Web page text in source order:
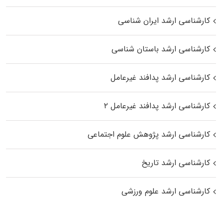
کارشناسی ارشد ایران شناسی
کارشناسی ارشد باستان شناسی
کارشناسی ارشد پدافند غیرعامل
کارشناسی ارشد پدافند غیرعامل ۲
کارشناسی ارشد پژوهش علوم اجتماعی
کارشناسی ارشد تاریخ
کارشناسی ارشد علوم ورزشی